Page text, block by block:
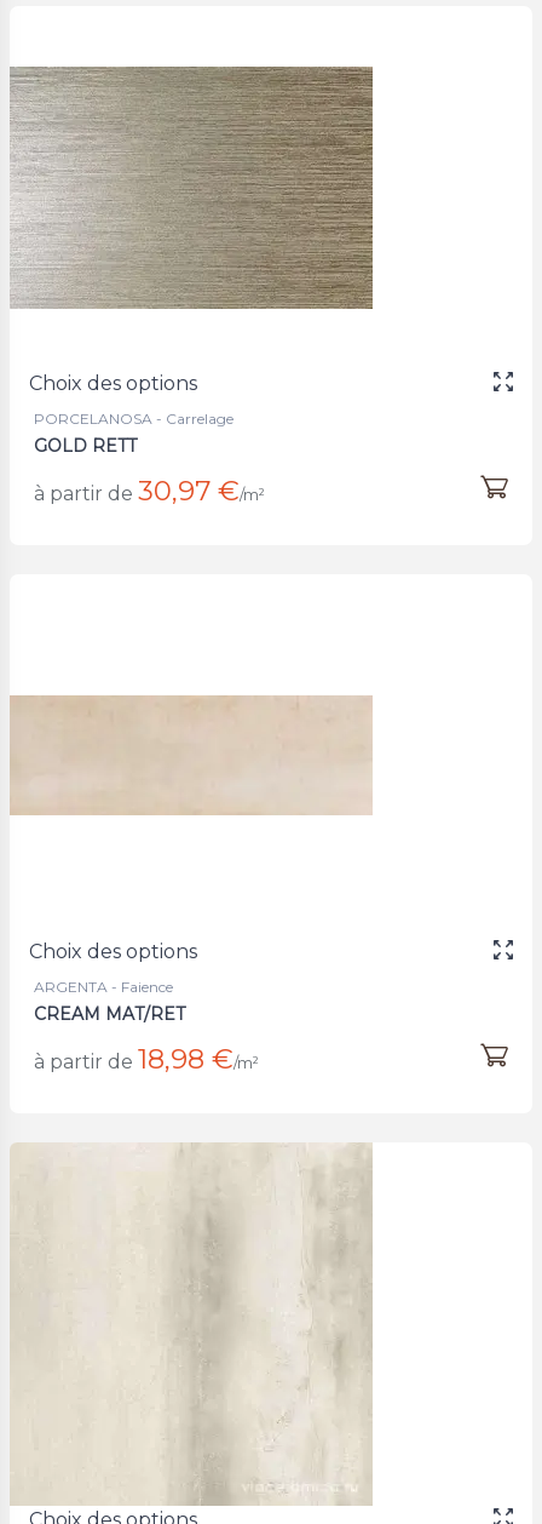
Choix des options
PORCELANOSA - Carrelage
GOLD RETT
à partir de 30,97 €/m²
Choix des options
ARGENTA - Faience
CREAM MAT/RET
à partir de 18,98 €/m²
Choix des options